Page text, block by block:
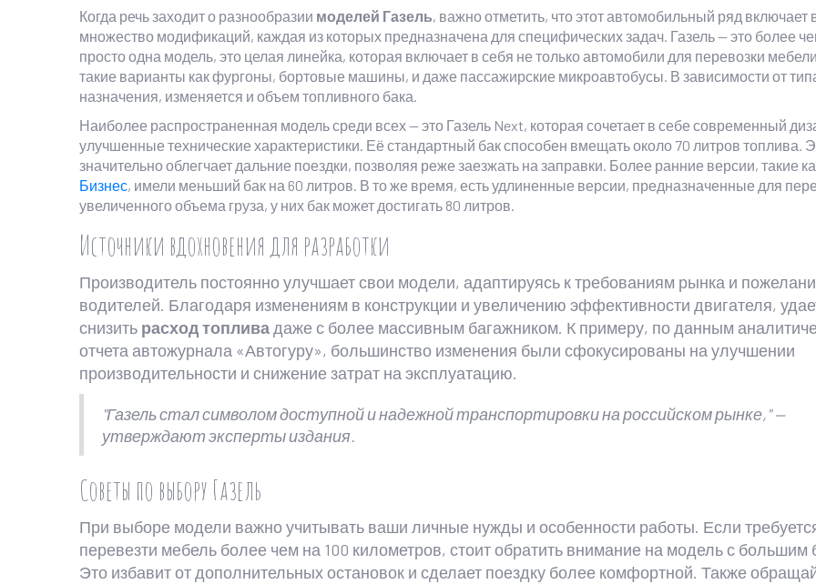
Когда речь заходит о разнообразии моделей Газель, важно отметить, что этот автомобильный ряд включает
множество модификаций, каждая из которых предназначена для специфических задач. Газель — это более
просто одна модель, это целая линейка, которая включает в себя не только автомобили для перевозки
такие варианты как фургоны, бортовые машины, и даже пассажирские микроавтобусы. В зависимости от
назначения, изменяется и объем топливного бака.
Наиболее распространенная модель среди всех — это Газель Next, которая сочетает в себе современный
улучшенные технические характеристики. Её стандартный бак способен вмещать около 70 литров топлива.
значительно облегчает дальние поездки, позволяя реже заезжать на заправки. Более ранние версии, такие
Бизнес, имели меньший бак на 60 литров. В то же время, есть удлиненные версии, предназначенные для
увеличенного объема груза, у них бак может достигать 80 литров.
Источники вдохновения для разработки
Производитель постоянно улучшает свои модели, адаптируясь к требованиям рынка и
водителей. Благодаря изменениям в конструкции и увеличению эффективности двигателя,
снизить расход топлива даже с более массивным багажником. К примеру, по данным
отчета автожурнала «Автогуру», большинство изменения были сфокусированы на улучшении
производительности и снижение затрат на эксплуатацию.
"Газель стал символом доступной и надежной транспортировки на российском рынке," —
утверждают эксперты издания.
Советы по выбору Газель
При выборе модели важно учитывать ваши личные нужды и особенности работы. Если
перевезти мебель более чем на 100 километров, стоит обратить внимание на модель с большим
Это избавит от дополнительных остановок и сделает поездку более комфортной. Также